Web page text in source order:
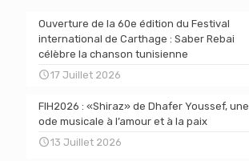
Ouverture de la 60e édition du Festival
international de Carthage : Saber Rebai
célèbre la chanson tunisienne
17 Juillet 2026
FIH2026 : «Shiraz» de Dhafer Youssef, une
ode musicale à l’amour et à la paix
13 Juillet 2026